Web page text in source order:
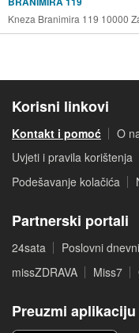
Kneza Branimira 119 10000
Korisni linkovi
Kontakt i pomoć O
Uvjeti i pravila korištenja
Podešavanje kolačića
Partnerski portali
24sata Poslovni
missZDRAVA
Miss7
Preuzmi aplikaciju